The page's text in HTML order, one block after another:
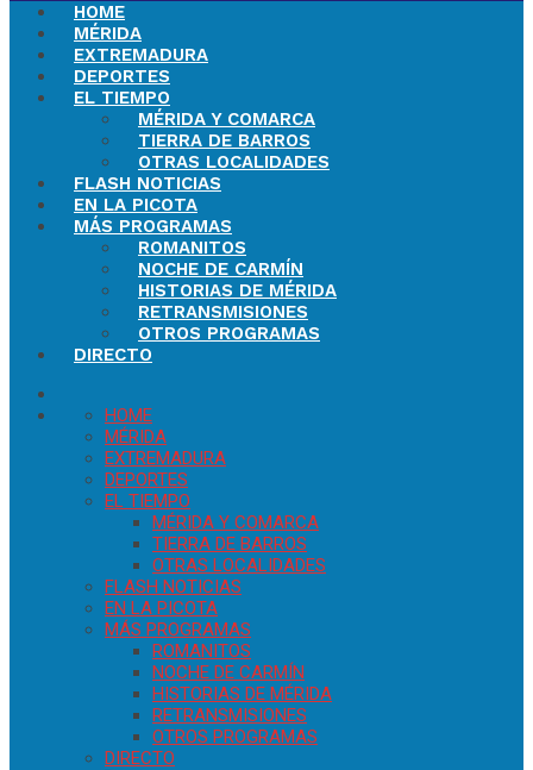
HOME
MÉRIDA
EXTREMADURA
DEPORTES
EL TIEMPO
MÉRIDA Y COMARCA
TIERRA DE BARROS
OTRAS LOCALIDADES
FLASH NOTICIAS
EN LA PICOTA
MÁS PROGRAMAS
ROMANITOS
NOCHE DE CARMÍN
HISTORIAS DE MÉRIDA
RETRANSMISIONES
OTROS PROGRAMAS
DIRECTO
HOME
MÉRIDA
EXTREMADURA
DEPORTES
EL TIEMPO
MÉRIDA Y COMARCA
TIERRA DE BARROS
OTRAS LOCALIDADES
FLASH NOTICIAS
EN LA PICOTA
MÁS PROGRAMAS
ROMANITOS
NOCHE DE CARMÍN
HISTORIAS DE MÉRIDA
RETRANSMISIONES
OTROS PROGRAMAS
DIRECTO